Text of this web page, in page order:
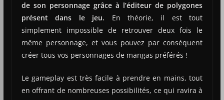
de son personnage grâce à l’éditeur de polygones
présent dans le jeu. En théorie, il est tout
simplement impossible de retrouver deux fois le
même personnage, et vous pouvez par conséquent
créer tous vos personnages de mangas préférés !
Le gameplay est très facile à prendre en mains, tout
en offrant de nombreuses possibilités, ce qui ravira à